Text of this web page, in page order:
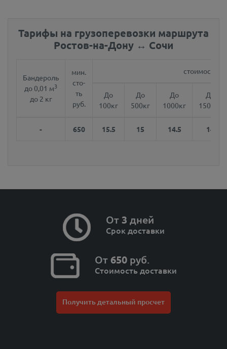
Тарифы на грузоперевозки маршрута
Ростов-на-Дону ↔ Сочи
Бандероль
до 0,01 м3
до 2 кг
мин.
сто-
ть
руб.
стоимость
До
100кг
До
500кг
До
1000кг
До
1500кг
- 650 15.5 15 14.5 14
От3 дней
Срок доставки
От650руб.
Стоимость доставки
Получить детальный просчет